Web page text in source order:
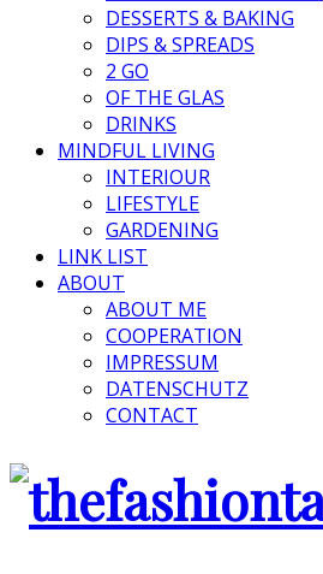
DESSERTS & BAKING
DIPS & SPREADS
2 GO
OF THE GLAS
DRINKS
MINDFUL LIVING
INTERIOUR
LIFESTYLE
GARDENING
LINK LIST
ABOUT
ABOUT ME
COOPERATION
IMPRESSUM
DATENSCHUTZ
CONTACT